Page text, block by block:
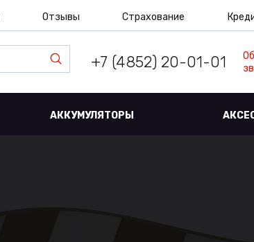
Отзывы Страхование
+7 (4852) 20-01-01
АККУМУЛЯТОРЫ